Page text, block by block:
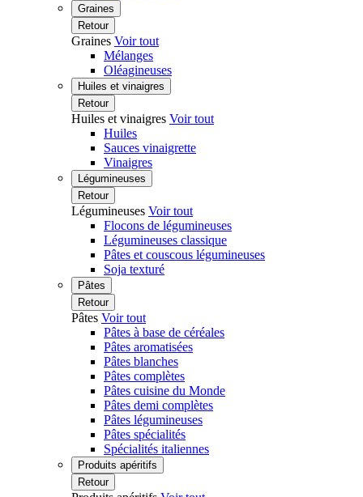
Graines
Retour
Graines Voir tout
Mélanges
Oléagineuses
Huiles et vinaigres
Retour
Huiles et vinaigres Voir tout
Huiles
Sauces vinaigrette
Vinaigres
Légumineuses
Retour
Légumineuses Voir tout
Flocons de légumineuses
Légumineuses classique
Pâtes et couscous légumineuses
Soja texturé
Pâtes
Retour
Pâtes Voir tout
Pâtes à base de céréales
Pâtes aromatisées
Pâtes blanches
Pâtes complètes
Pâtes cuisine du Monde
Pâtes demi complètes
Pâtes légumineuses
Pâtes spécialités
Spécialités italiennes
Produits apéritifs
Retour